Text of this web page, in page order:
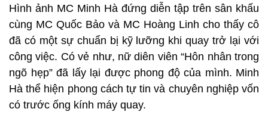
Hình ảnh MC Minh Hà đứng diễn tập trên sân khấu
cùng MC Quốc Bảo và MC Hoàng Linh cho thấy cô
đã có một sự chuẩn bị kỹ lưỡng khi quay trở lại với
công việc. Có vẻ như, nữ diên viên “Hôn nhân trong
ngõ hẹp” đã lấy lại được phong độ của mình. Minh
Hà thể hiện phong cách tự tin và chuyên nghiệp vốn
có trước ống kính máy quay.